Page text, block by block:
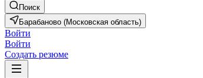
Поиск
Барабаново (Московская область)
Войти
Войти
Создать резюме